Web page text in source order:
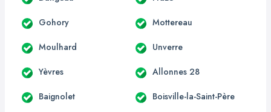
Gohory Mottereau
Moulhard Unverre
Yèvres Allonnes 28
Baignolet Boisville-la-Saint-Père